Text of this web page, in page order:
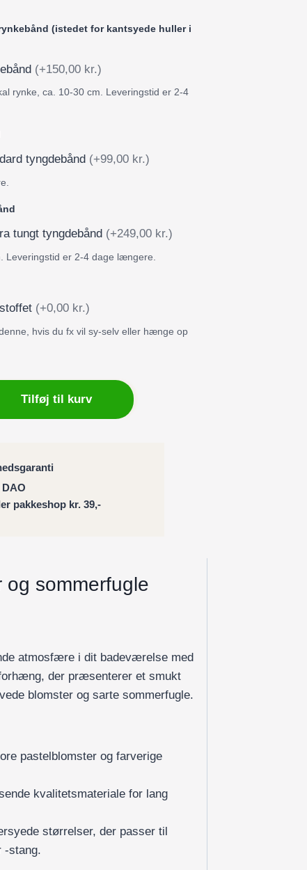
(istedet for kantsyede huller i
(+150,00 kr.)
rynke, ca. 10-30 cm. Leveringstid er 2-4
tyngdebånd (+99,00 kr.)
tungt tyngdebånd (+249,00 kr.)
Leveringstid er 2-4 dage længere.
(+0,00 kr.)
hvis du fx vil sy-selv eller hænge op
Tilføj til kurv
pakkeshop kr. 39,-
og sommerfugle
atmosfære i dit badeværelse med
der præsenterer et smukt
blomster og sarte sommerfugle.
pastelblomster og farverige
kvalitetsmateriale for lang
størrelser, der passer til
-stang.